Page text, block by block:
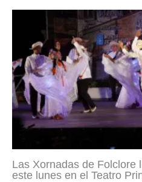
Las Xornadas de Folclore
este lunes en el Teatro